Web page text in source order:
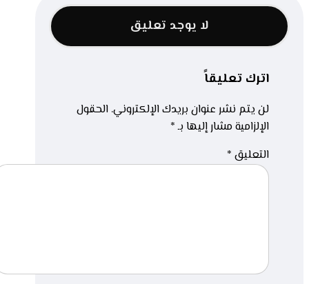
لا يوجد تعليق
اترك تعليقاً
لن يتم نشر عنوان بريدك الإلكتروني. الحقول
الإلزامية مشار إليها بـ*
التعليق *